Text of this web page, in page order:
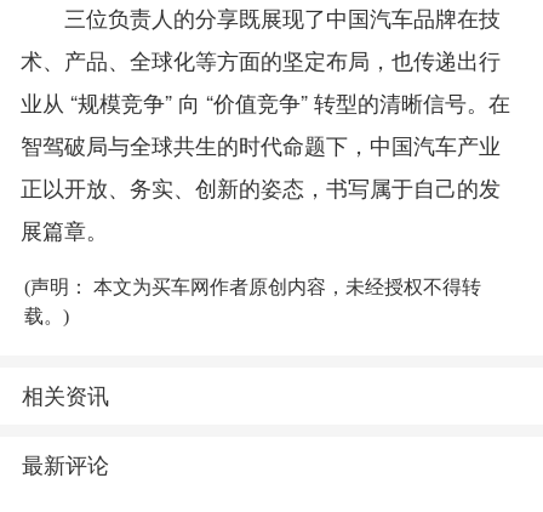
三位负责人的分享既展现了中国汽车品牌在技
术、产品、全球化等方面的坚定布局，也传递出行
业从 “规模竞争” 向 “价值竞争” 转型的清晰信号。在
智驾破局与全球共生的时代命题下，中国汽车产业
正以开放、务实、创新的姿态，书写属于自己的发
展篇章。
(声明： 本文为买车网作者原创内容，未经授权不得转
载。)
相关资讯
最新评论